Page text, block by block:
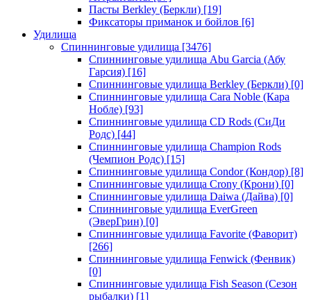
Пасты Berkley (Беркли) [19]
Фиксаторы приманок и бойлов [6]
Удилища
Спиннинговые удилища [3476]
Спиннинговые удилища Abu Garcia (Абу
Гарсия) [16]
Спиннинговые удилища Berkley (Беркли) [0]
Спиннинговые удилища Cara Noble (Кара
Нобле) [93]
Спиннинговые удилища CD Rods (СиДи
Родс) [44]
Спиннинговые удилища Champion Rods
(Чемпион Родс) [15]
Спиннинговые удилища Condor (Кондор) [8]
Спиннинговые удилища Crony (Крони) [0]
Спиннинговые удилища Daiwa (Дайва) [0]
Спиннинговые удилища EverGreen
(ЭверГрин) [0]
Спиннинговые удилища Favorite (Фаворит)
[266]
Спиннинговые удилища Fenwick (Фенвик)
[0]
Спиннинговые удилища Fish Season (Сезон
рыбалки) [1]